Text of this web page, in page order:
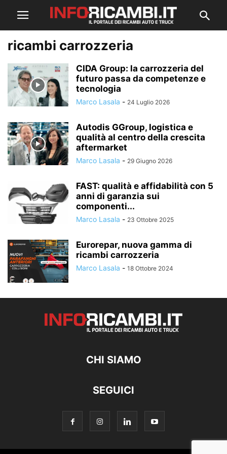
ricambi carrozzeria
CIDA Group: la carrozzeria del
futuro passa da competenze e
tecnologia
Marco Lasala - 24 Luglio 2026
Autodis GGroup, logistica e
qualità al centro della crescita
aftermarket
Marco Lasala - 29 Giugno 2026
FAST: qualità e affidabilità con 5
anni di garanzia sui
componenti...
Marco Lasala - 23 Ottobre 2025
Eurorepar, nuova gamma di
ricambi carrozzeria
Marco Lasala - 18 Ottobre 2024
CHI SIAMO
SEGUICI